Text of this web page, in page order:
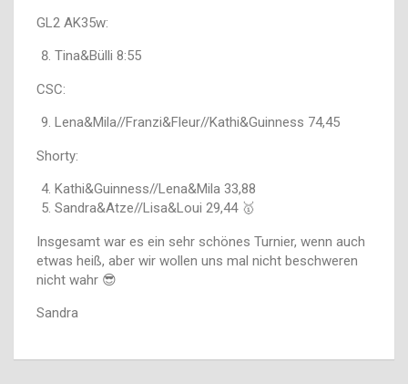
GL2 AK35w:
Tina&Bülli 8:55
CSC:
Lena&Mila//Franzi&Fleur//Kathi&Guinness 74,45
Shorty:
Kathi&Guinness//Lena&Mila 33,88
Sandra&Atze//Lisa&Loui 29,44 🥇
Insgesamt war es ein sehr schönes Turnier, wenn auch
etwas heiß, aber wir wollen uns mal nicht beschweren
nicht wahr 😎
Sandra